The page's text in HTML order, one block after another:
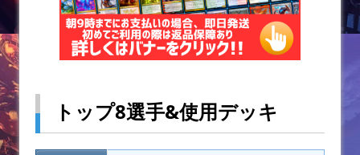
トップ8選手&使用デッキ